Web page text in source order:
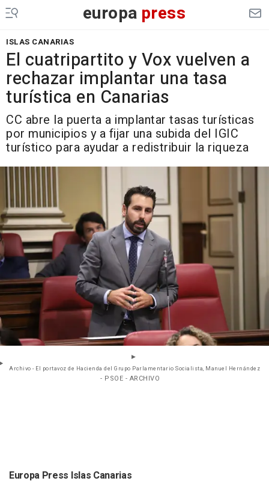
europa press
ISLAS CANARIAS
El cuatripartito y Vox vuelven a
rechazar implantar una tasa
turística en Canarias
CC abre la puerta a implantar tasas turísticas
por municipios y a fijar una subida del IGIC
turístico para ayudar a redistribuir la riqueza
Archivo - El portavoz de Hacienda del Grupo Parlamentario Socialista, Manuel Hernández
- PSOE - ARCHIVO
Europa Press Islas Canarias